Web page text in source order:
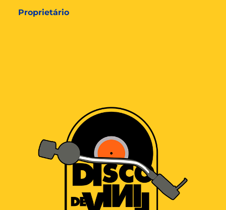
Proprietário